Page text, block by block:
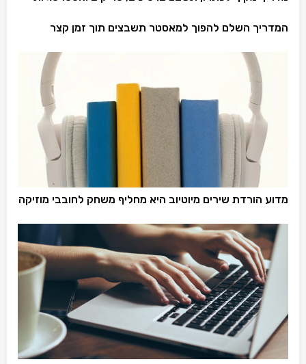
המדריך השלם להפוך למאסטר תשבצים תוך זמן קצר
מדוע הורדת שירים מיוטיוב היא מחליף משחק לחובבי מוזיקה